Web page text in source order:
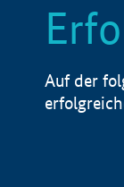
Auf der